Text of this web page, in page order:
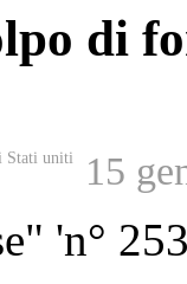
di
Stati uniti 15
'n°